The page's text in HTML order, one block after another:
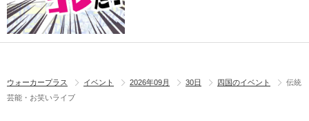
ウォーカープラス イベント 2026年09月 30日 四国のイベント
伝統
芸能・お笑いライブ